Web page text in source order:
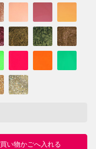
買い物かごへ入れる